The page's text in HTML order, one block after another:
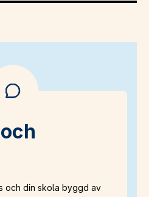
och din skola byggd av